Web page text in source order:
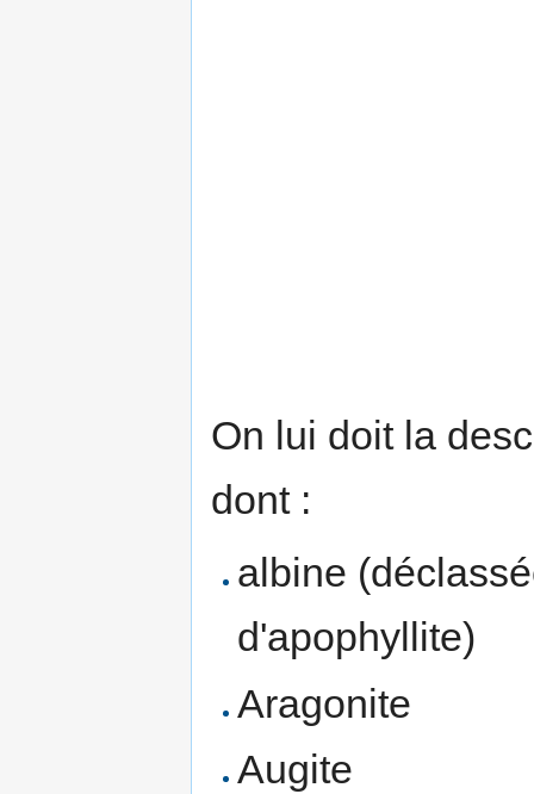
On lui doit la
dont :
albine
d'apophyllite)
Aragonite
Augite